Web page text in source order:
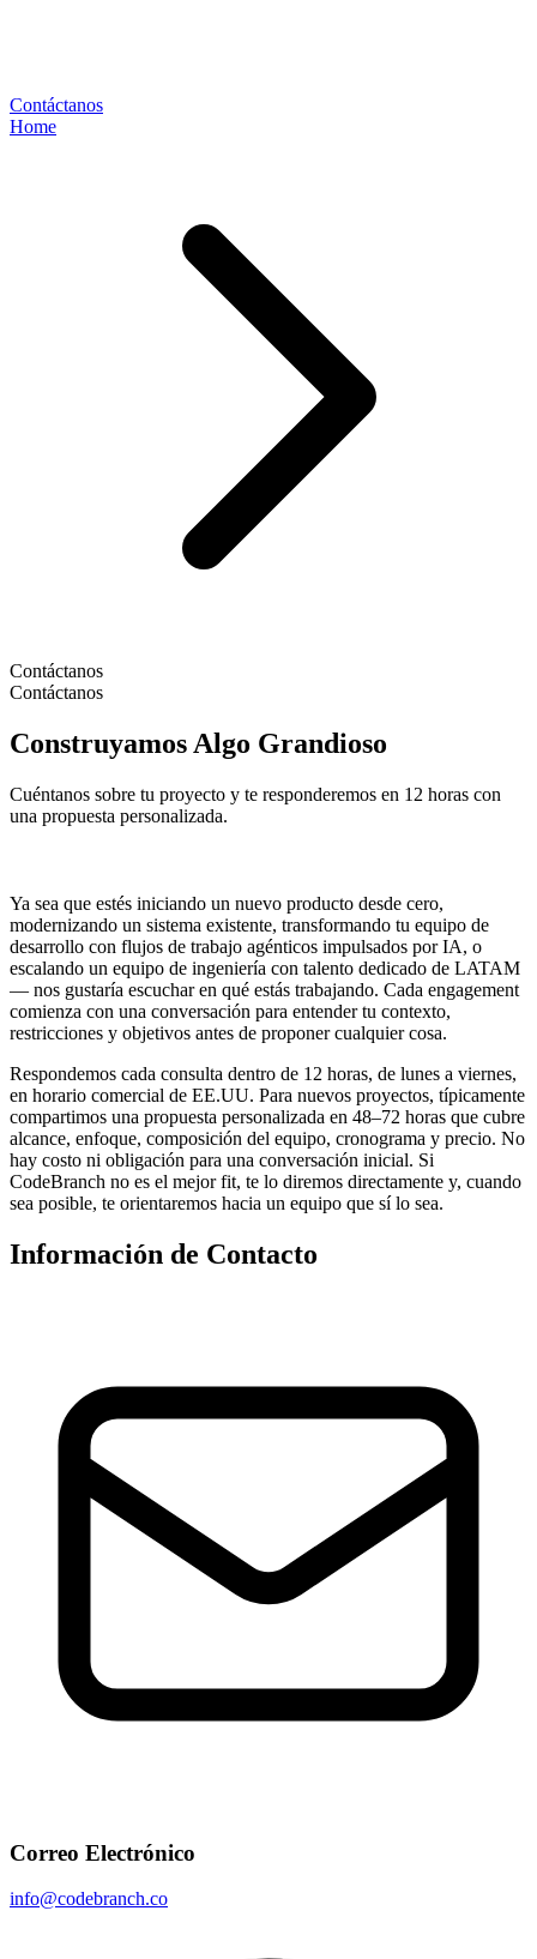
Contáctanos
Home
Contáctanos
Contáctanos
Construyamos Algo Grandioso
Cuéntanos sobre tu proyecto y te responderemos en 12 horas con
una propuesta personalizada.
Ya sea que estés iniciando un nuevo producto desde cero,
modernizando un sistema existente, transformando tu equipo de
desarrollo con flujos de trabajo agénticos impulsados por IA, o
escalando un equipo de ingeniería con talento dedicado de LATAM
— nos gustaría escuchar en qué estás trabajando. Cada engagement
comienza con una conversación para entender tu contexto,
restricciones y objetivos antes de proponer cualquier cosa.
Respondemos cada consulta dentro de 12 horas, de lunes a viernes,
en horario comercial de EE.UU. Para nuevos proyectos, típicamente
compartimos una propuesta personalizada en 48–72 horas que cubre
alcance, enfoque, composición del equipo, cronograma y precio. No
hay costo ni obligación para una conversación inicial. Si
CodeBranch no es el mejor fit, te lo diremos directamente y, cuando
sea posible, te orientaremos hacia un equipo que sí lo sea.
Información de Contacto
Correo Electrónico
info@codebranch.co